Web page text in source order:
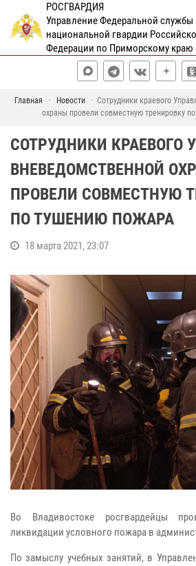
РОСГВАРДИЯ
Управление Федеральной службы
национальной гвардии
Федерации по Приморскому краю
Главная Новости
Сотрудники краевого
охраны провели совместную тренировку
СОТРУДНИКИ КРАЕВОГО
ВНЕВЕДОМСТВЕННОЙ
ПРОВЕЛИ СОВМЕСТНУЮ
ПО ТУШЕНИЮ ПОЖАРА
18 марта 2021, 23:07
Во Владивостоке росгвардейцы
ликвидации условного пожара в
По замыслу учебных занятий, в